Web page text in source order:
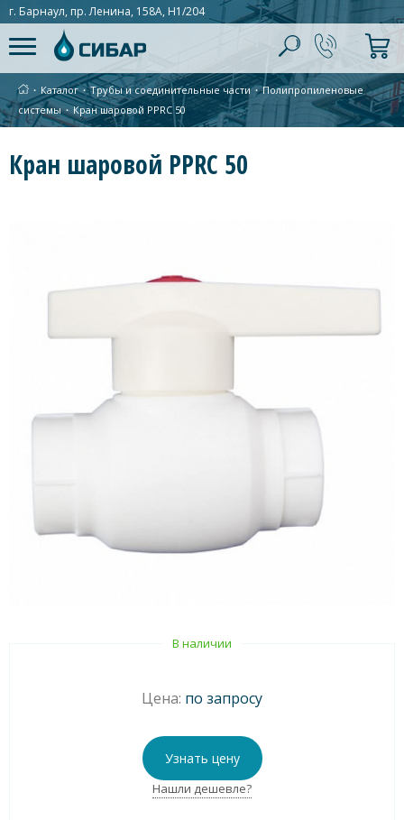
г. Барнаул, пр. Ленина, 158А, Н1/204
∙ Каталог ∙Трубы и соединительные части ∙Полипропиленовые
системы ∙Кран шаровой PPRC 50
Кран шаровой PPRC 50
В наличии
Цена: по запросу
Узнать цену
Нашли дешевле?